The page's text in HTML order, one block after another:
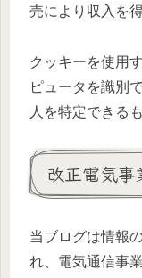
売により収入を
クッキーを使用
ピュータを識別
人を特定できる
改正電気
当ブログは情報
れ、電気通信事